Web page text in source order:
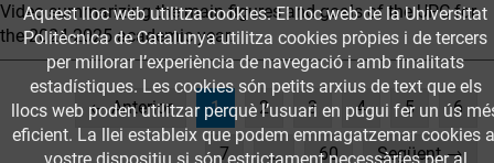
Video summarizing the main figures and goals of the UPC for
the 2024-2025 academic year.
← Anterior 1(current)
2 3 4 5 6
7 … 60 Següent →
Aquest lloc web utilitza cookies. El lloc web de la Universitat
Politècnica de Catalunya utilitza cookies pròpies i de tercers
per millorar l’experiència de navegació i amb finalitats
estadístiques. Les cookies són petits arxius de text que els
llocs web poden utilitzar perquè l’usuari en pugui fer un ús
eficient. La llei estableix que podem emmagatzemar cookies